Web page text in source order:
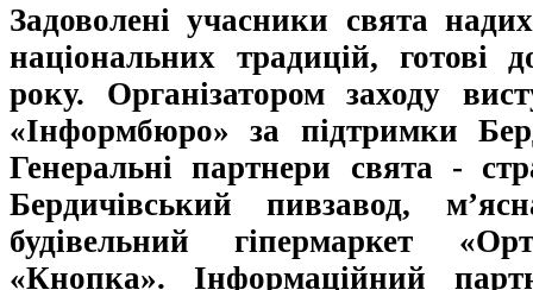
Задоволені учасники свята
національних традицій, готові
року. Організатором заходу
«Інформбюро» за підтримки
Генеральні партнери свята -
Бердичівський пивзавод,
будівельний гіпермаркет
«Кнопка». Інформаційний